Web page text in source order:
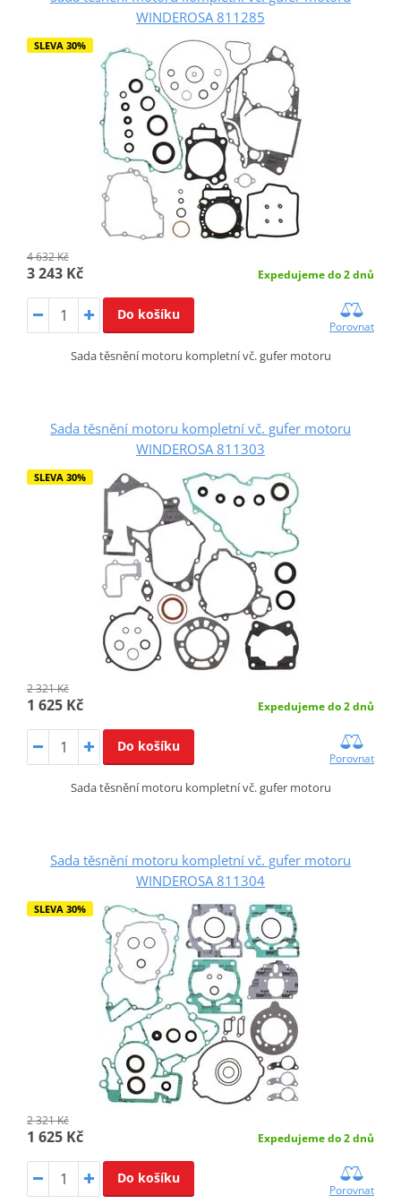
WINDEROSA 811285
SLEVA 30%
4 632 Kč
3 243 Kč Expedujeme do 2 dnů
Do košíku
Porovnat
Sada těsnění motoru kompletní vč. gufer motoru
Sada těsnění motoru kompletní vč. gufer motoru
WINDEROSA 811303
SLEVA 30%
2 321 Kč
1 625 Kč Expedujeme do 2 dnů
Do košíku
Porovnat
Sada těsnění motoru kompletní vč. gufer motoru
Sada těsnění motoru kompletní vč. gufer motoru
WINDEROSA 811304
SLEVA 30%
2 321 Kč
1 625 Kč Expedujeme do 2 dnů
Do košíku
Porovnat